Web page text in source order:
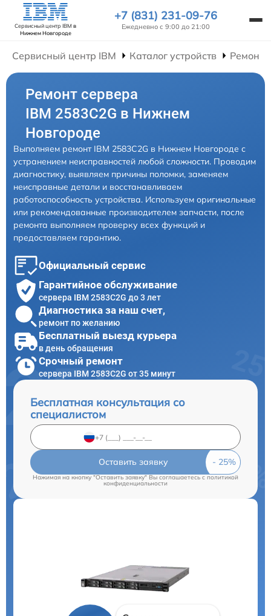
Сервисный центр IBM в
Нижнем Новгороде
+7 (831) 231-09-76
Ежедневно с 9:00 до 21:00
Сервисный центр IBM Каталог устройств Ремонт
Ремонт сервера
IBM 2583C2G в Нижнем
Новгороде
Выполняем ремонт IBM 2583C2G в Нижнем Новгороде с
устранением неисправностей любой сложности. Проводим
диагностику, выявляем причины поломки, заменяем
неисправные детали и восстанавливаем
работоспособность устройства. Используем оригинальные
или рекомендованные производителем запчасти, после
ремонта выполняем проверку всех функций и
предоставляем гарантию.
Официальный сервис
Гарантийное обслуживание
сервера IBM 2583C2G до 3 лет
Диагностика за наш счет,
ремонт по желанию
Бесплатный выезд курьера
в день обращения
Срочный ремонт
сервера IBM 2583C2G от 35 минут
Бесплатная консультация со
специалистом
Оставить заявку
Нажимая на кнопку "Оставить заявку" Вы соглашаетесь c политикой
конфиденциальности